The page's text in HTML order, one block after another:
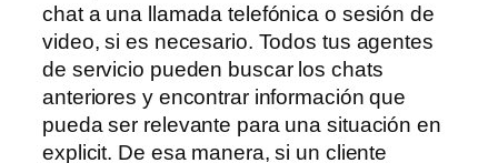
chat a una llamada telefónica o sesión de
video, si es necesario. Todos tus agentes
de servicio pueden buscar los chats
anteriores y encontrar información que
pueda ser relevante para una situación en
explicit. De esa manera, si un cliente